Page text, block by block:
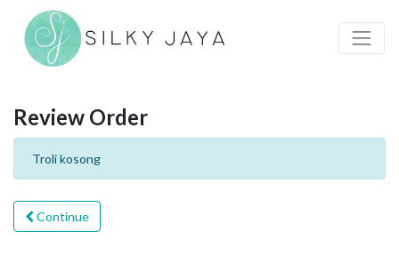
Review Order
Troli kosong
Continue